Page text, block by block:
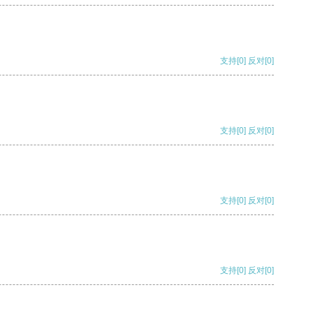
支持[0] 反对[0]
支持[0] 反对[0]
支持[0] 反对[0]
支持[0] 反对[0]